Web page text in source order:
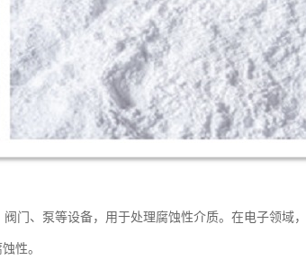
门、泵等设备，用于处理腐蚀性介质。在电子领域
性。